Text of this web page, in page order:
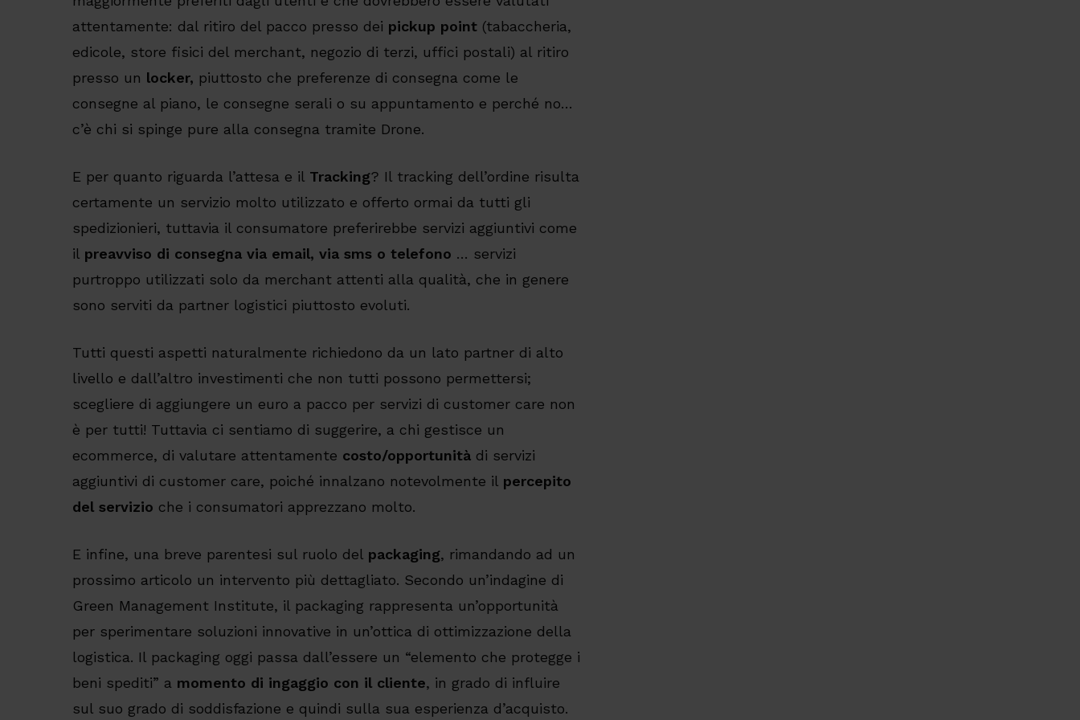
attentamente: dal ritiro del pacco presso dei pickup point (tabaccheria,
edicole, store fisici del merchant, negozio di terzi, uffici postali) al ritiro
presso un locker, piuttosto che preferenze di consegna come le
consegne al piano, le consegne serali o su appuntamento e perché no…
c’è chi si spinge pure alla consegna tramite Drone.
E per quanto riguarda l’attesa e il Tracking? Il tracking dell’ordine risulta
certamente un servizio molto utilizzato e offerto ormai da tutti gli
spedizionieri, tuttavia il consumatore preferirebbe servizi aggiuntivi come
il preavviso di consegna via email, via sms o telefono … servizi
purtroppo utilizzati solo da merchant attenti alla qualità, che in genere
sono serviti da partner logistici piuttosto evoluti.
Tutti questi aspetti naturalmente richiedono da un lato partner di alto
livello e dall’altro investimenti che non tutti possono permettersi;
scegliere di aggiungere un euro a pacco per servizi di customer care non
è per tutti! Tuttavia ci sentiamo di suggerire, a chi gestisce un
ecommerce, di valutare attentamente costo/opportunità di servizi
aggiuntivi di customer care, poiché innalzano notevolmente il percepito
del servizio che i consumatori apprezzano molto.
E infine, una breve parentesi sul ruolo del packaging, rimandando ad un
prossimo articolo un intervento più dettagliato. Secondo un’indagine di
Green Management Institute, il packaging rappresenta un’opportunità
per sperimentare soluzioni innovative in un’ottica di ottimizzazione della
logistica. Il packaging oggi passa dall’essere un “elemento che protegge i
beni spediti” a momento di ingaggio con il cliente, in grado di influire
sul suo grado di soddisfazione e quindi sulla sua esperienza d’acquisto.